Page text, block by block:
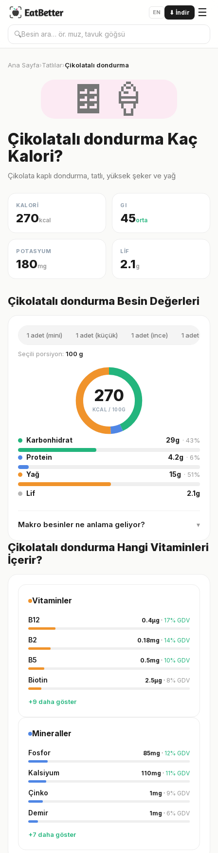
EN ⬇ İndir ☰
🔍
Ana Sayfa›Tatlılar›Çikolatalı dondurma
🍫🍦
Çikolatalı dondurma Kaç
Kalori?
Çikolata kaplı dondurma, tatlı, yüksek şeker ve yağ
KALORİ
270kcal
GI
45orta
POTASYUM
180mg
LİF
2.1g
Çikolatalı dondurma Besin Değerleri
1 adet (mini) 1 adet (küçük) 1 adet (ince) 1 adet (orta)
Seçili porsiyon: 100 g
270
KCAL / 100G
Karbonhidrat 29g · 43%
Protein 4.2g · 6%
Yağ 15g · 51%
Lif 2.1g
Makro besinler ne anlama geliyor? ▾
Çikolatalı dondurma Hangi Vitaminleri
İçerir?
Vitaminler
B12 0.4µg · 17% GDV
B2 0.18mg · 14% GDV
B5 0.5mg · 10% GDV
Biotin 2.5µg · 8% GDV
+9 daha göster
Mineraller
Fosfor 85mg · 12% GDV
Kalsiyum 110mg · 11% GDV
Çinko 1mg · 9% GDV
Demir 1mg · 6% GDV
+7 daha göster